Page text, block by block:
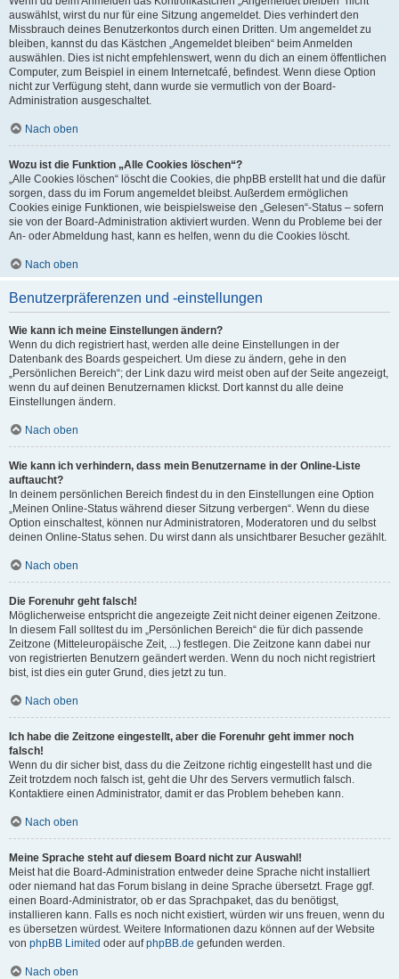
auswählst, wirst du nur für eine Sitzung angemeldet. Dies verhindert den
Missbrauch deines Benutzerkontos durch einen Dritten. Um angemeldet zu
bleiben, kannst du das Kästchen „Angemeldet bleiben“ beim Anmelden
auswählen. Dies ist nicht empfehlenswert, wenn du dich an einem öffentlichen
Computer, zum Beispiel in einem Internetcafé, befindest. Wenn diese Option
nicht zur Verfügung steht, dann wurde sie vermutlich von der Board-
Administration ausgeschaltet.
Nach oben
Wozu ist die Funktion „Alle Cookies löschen“?
„Alle Cookies löschen“ löscht die Cookies, die phpBB erstellt hat und die dafür
sorgen, dass du im Forum angemeldet bleibst. Außerdem ermöglichen
Cookies einige Funktionen, wie beispielsweise den „Gelesen“-Status – sofern
sie von der Board-Administration aktiviert wurden. Wenn du Probleme bei der
An- oder Abmeldung hast, kann es helfen, wenn du die Cookies löscht.
Nach oben
Benutzerpräferenzen und -einstellungen
Wie kann ich meine Einstellungen ändern?
Wenn du dich registriert hast, werden alle deine Einstellungen in der
Datenbank des Boards gespeichert. Um diese zu ändern, gehe in den
„Persönlichen Bereich“; der Link dazu wird meist oben auf der Seite angezeigt,
wenn du auf deinen Benutzernamen klickst. Dort kannst du alle deine
Einstellungen ändern.
Nach oben
Wie kann ich verhindern, dass mein Benutzername in der Online-Liste
auftaucht?
In deinem persönlichen Bereich findest du in den Einstellungen eine Option
„Meinen Online-Status während dieser Sitzung verbergen“. Wenn du diese
Option einschaltest, können nur Administratoren, Moderatoren und du selbst
deinen Online-Status sehen. Du wirst dann als unsichtbarer Besucher gezählt.
Nach oben
Die Forenuhr geht falsch!
Möglicherweise entspricht die angezeigte Zeit nicht deiner eigenen Zeitzone.
In diesem Fall solltest du im „Persönlichen Bereich“ die für dich passende
Zeitzone (Mitteleuropäische Zeit, ...) festlegen. Die Zeitzone kann dabei nur
von registrierten Benutzern geändert werden. Wenn du noch nicht registriert
bist, ist dies ein guter Grund, dies jetzt zu tun.
Nach oben
Ich habe die Zeitzone eingestellt, aber die Forenuhr geht immer noch
falsch!
Wenn du dir sicher bist, dass du die Zeitzone richtig eingestellt hast und die
Zeit trotzdem noch falsch ist, geht die Uhr des Servers vermutlich falsch.
Kontaktiere einen Administrator, damit er das Problem beheben kann.
Nach oben
Meine Sprache steht auf diesem Board nicht zur Auswahl!
Meist hat die Board-Administration entweder deine Sprache nicht installiert
oder niemand hat das Forum bislang in deine Sprache übersetzt. Frage ggf.
einen Board-Administrator, ob er das Sprachpaket, das du benötigst,
installieren kann. Falls es noch nicht existiert, würden wir uns freuen, wenn du
es übersetzen würdest. Weitere Informationen dazu können auf der Website
von phpBB Limited oder aufphpBB.de gefunden werden.
Nach oben